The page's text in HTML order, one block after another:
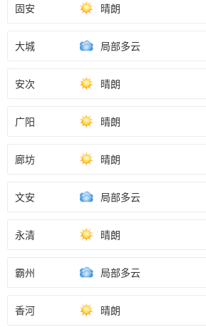
固安 晴朗
大城 局部多云
安次 晴朗
广阳 晴朗
廊坊 晴朗
文安 局部多云
永清 晴朗
霸州 局部多云
香河 晴朗